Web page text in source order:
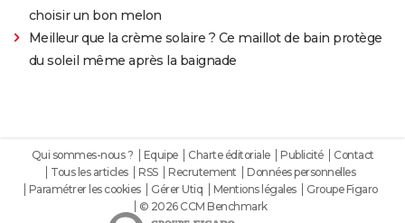
choisir un bon melon
Meilleur que la crème solaire ? Ce maillot de bain protège
du soleil même après la baignade
Qui sommes-nous ? Equipe Charte éditoriale Publicité
Contact
Tous les articles
RSS Recrutement
Données personnelles
Paramétrer les cookies
Gérer Utiq Mentions légales
Groupe Figaro
© 2026 CCM Benchmark